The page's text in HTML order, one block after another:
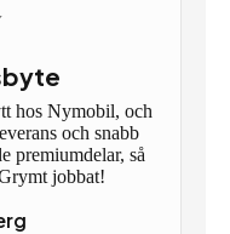
hos Nymobil, och
och snabb
premiumdelar, så
jobbat!